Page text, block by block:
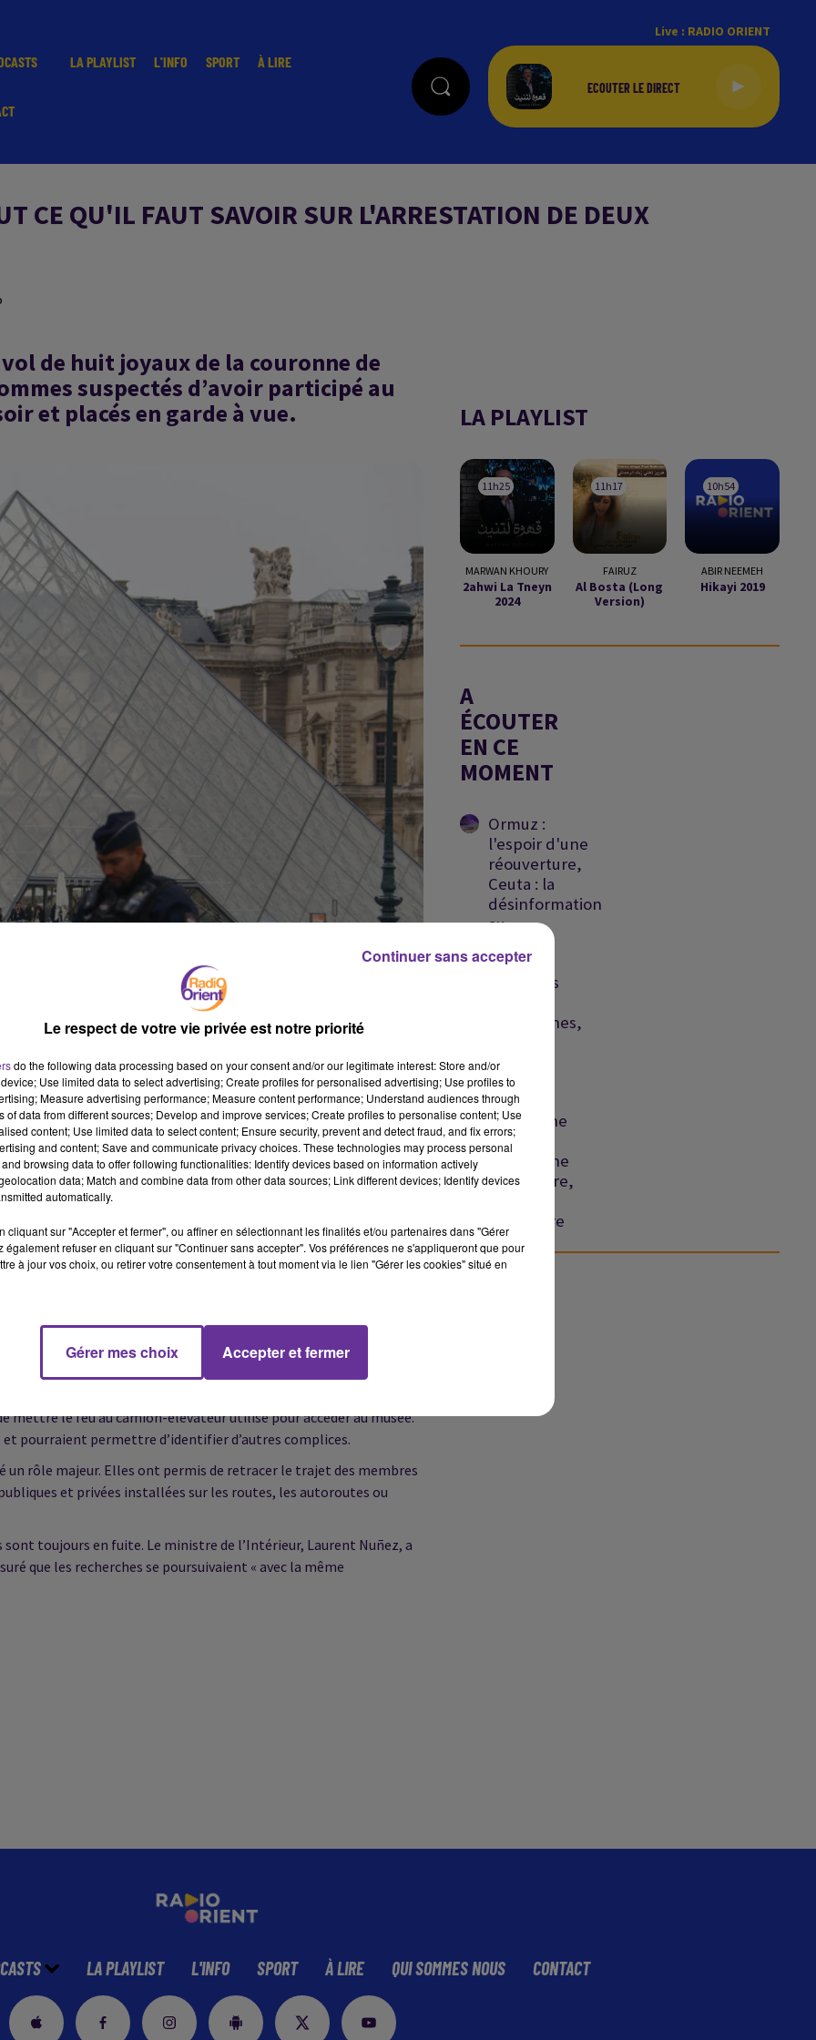
LA PLAYLIST L'INFO SPORT À LIRE
Live : RADIO ORIENT
CE QU'IL FAUT SAVOIR SUR L'ARRESTATION DE DEUX
de huit joyaux de la couronne de
suspectés d’avoir participé au
et placés en garde à vue.
et originaires de Seine-Saint-Denis, figurent parmi les
le cambriolage. Déjà connus des services de police et de la
selon plusieurs sources, le profil « d’exécutants
commanditaire.
alerte sur une "stratégie d’agression russe"
après que les enquêteurs ont appris qu’il tentait de
Il a été arrêté vers 22 heures, alors qu’il s’apprêtait à embarquer
la foulée, un second individu a été arrêté en Seine-Saint-
RTL.
du banditisme (BRB), confirmant ainsi la thèse d’un casse mené
dans la progression de l’enquête. D’après
investigations.
leur fuite. Au total, plus de 150 prélèvements — ADN,
cambriolage, selon la procureure de Paris.
des gants, un casque, deux disqueuses, un chalumeau, un gilet
mettre le feu au camion-élévateur utilisé pour accéder au musée.
pourraient permettre d’identifier d’autres complices.
un rôle majeur. Elles ont permis de retracer le trajet des membres
et privées installées sur les routes, les autoroutes ou
sont toujours en fuite. Le ministre de l’Intérieur, Laurent Nuñez, a
que les recherches se poursuivaient « avec la même
LA PLAYLIST
11h25
11h25
MARWAN KHOURY
2ahwi La Tneyn
2024
11h17
11h17
FAIRUZ
Al Bosta (long
Version)
10h54
10h54
ABIR NEEMEH
Hikayi 2019
A
ÉCOUTER
EN CE
MOMENT
Ormuz :
l'espoir d'une
réouverture,
Ceuta : la
désinformation
au...
Liban :
nouvelles
israéliennes,
d'Ormuz
vers un...
Liban : une
frappe
israélienne
meurtrière,
migratoire
se...
LA PLAYLIST L'INFO SPORT À LIRE
Le respect de votre vie privée est notre priorité
do the following data processing based on your consent and/or our legitimate interest: Store and/or
Use limited data to select advertising; Create profiles for personalised advertising; Use profiles to
Measure advertising performance; Measure content performance; Understand audiences through
of data from different sources; Develop and improve services; Create profiles to personalise content; Use
content; Use limited data to select content; Ensure security, prevent and detect fraud, and fix errors;
and content; Save and communicate privacy choices. These technologies may process personal
browsing data to offer following functionalities: Identify devices based on information actively
data; Match and combine data from other data sources; Link different devices; Identify devices
automatically.
cliquant sur "Accepter et fermer", ou affiner en sélectionnant les finalités et/ou partenaires dans "Gérer
également refuser en cliquant sur "Continuer sans accepter". Vos préférences ne s'appliqueront que pour
à jour vos choix, ou retirer votre consentement à tout moment via le lien "Gérer les cookies" situé en
Gérer mes choix Accepter et fermer
Continuer sans accepter